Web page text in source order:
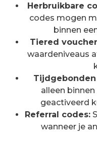
Herbruikbare
codes mogen
binnen
Tiered
waardeniveaus
alleen
geactiveerd
Referral codes:
wanneer je